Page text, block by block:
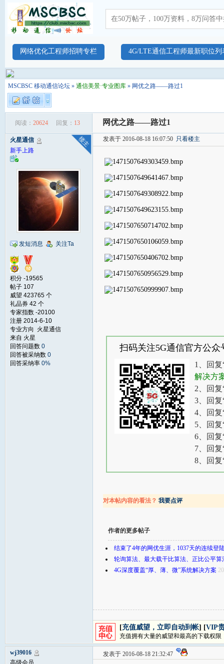
网络优化工程师招聘专栏 4G/LTE通信工程师最新职位列
MSCBSC 移动通信论坛 » 通信美景·专业图库 » 网优之路——路过1
阅读： 20624 回复： 13 网优之路——路过1
火星通信
新手上路
发短消息 关注Ta
积分 -19565
帖子 107
威望 423765 个
礼品券 42 个
专家指数 -20100
注册 2014-6-10
专业方向 火星通信
来自 火星
回答问题数 0
回答被采纳数 0
回答采纳率 0%
发表于 2016-08-18 16:07:50 只看楼主
扫码关注5G通信官方公
1、回复
解决方
2、回复
3、回复
4、回复
5、回复
6、回复
7、回复
8、回复
对本帖内容的看法？ 我要点评
作者的更多帖子
结束了4年的网优生涯，1037天的连续登
轮询算法、最大载干比算法、正比公平
4G深度覆盖“厚、薄、微”系统解决方案
[充值威望，立即自动到帐] [VIP
充值拥有大量的威望和最高的下载权限
wj39016
高级会员
发表于 2016-08-18 21:32:47